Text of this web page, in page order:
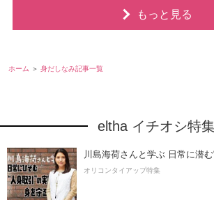
もっと見る
ホーム 身だしなみ記事一覧
eltha イチオシ特集
川島海荷さんと学ぶ 日常に潜
オリコンタイアップ特集